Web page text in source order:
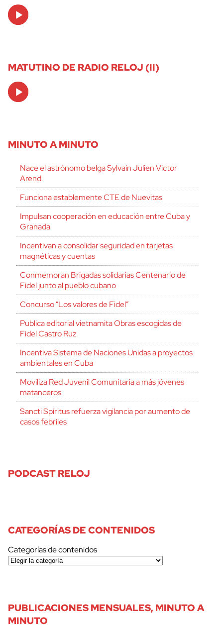
Audio
Player
MATUTINO DE RADIO RELOJ (II)
Audio
Player
MINUTO A MINUTO
Nace el astrónomo belga Sylvain Julien Victor
Arend.
Funciona establemente CTE de Nuevitas
Impulsan cooperación en educación entre Cuba y
Granada
Incentivan a consolidar seguridad en tarjetas
magnéticas y cuentas
Conmemoran Brigadas solidarias Centenario de
Fidel junto al pueblo cubano
Concurso “Los valores de Fidel”
Publica editorial vietnamita Obras escogidas de
Fidel Castro Ruz
Incentiva Sistema de Naciones Unidas a proyectos
ambientales en Cuba
Moviliza Red Juvenil Comunitaria a más jóvenes
matanceros
Sancti Spíritus refuerza vigilancia por aumento de
casos febriles
PODCAST RELOJ
CATEGORÍAS DE CONTENIDOS
Categorías de contenidos
PUBLICACIONES MENSUALES, MINUTO A
MINUTO